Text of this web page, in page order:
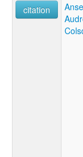
citation